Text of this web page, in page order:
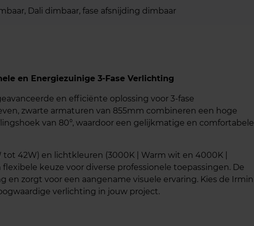
Dali dimbaar, fase afsnijding dimbaar
en Energiezuinige 3-Fase Verlichting
en efficiënte oplossing voor 3-fase
zwarte armaturen van 855mm combineren een hoge
van 80°, waardoor een gelijkmatige en comfortabele
42W) en lichtkleuren (3000K | Warm wit en 4000K |
keuze voor diverse professionele toepassingen. De
zorgt voor een aangename visuele ervaring. Kies de Irmin
verlichting in jouw project.